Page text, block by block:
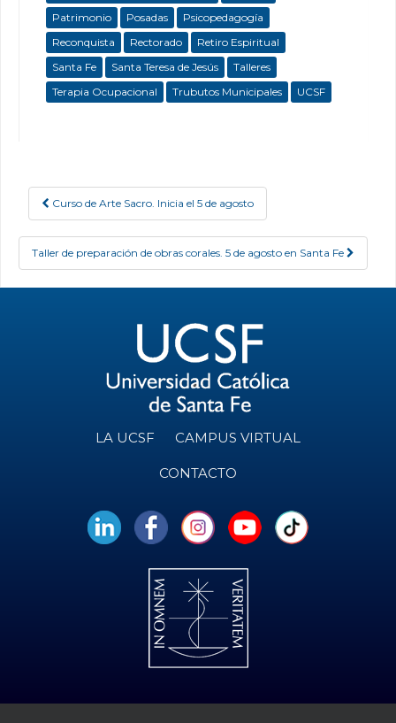
Patrimonio
Posadas
Psicopedagogía
Reconquista
Rectorado
Retiro Espiritual
Santa Fe
Santa Teresa de Jesús
Talleres
Terapia Ocupacional
Trubutos Municipales UCSF
Post navigation
Curso de Arte Sacro. Inicia el 5 de agosto
Taller de preparación de obras corales. 5 de agosto en Santa Fe
LA UCSF CAMPUS VIRTUAL
CONTACTO